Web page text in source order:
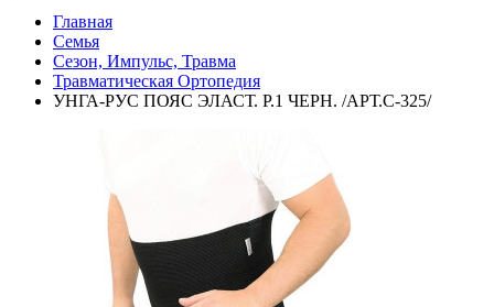
Главная
Семья
Сезон, Импульс, Травма
Травматическая Ортопедия
УНГА-РУС ПОЯС ЭЛАСТ. Р.1 ЧЕРН. /АРТ.С-325/